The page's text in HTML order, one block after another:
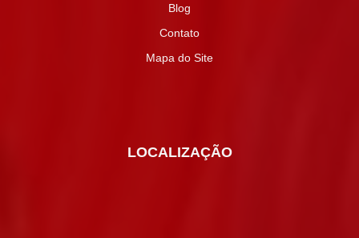
Blog
Contato
Mapa do Site
LOCALIZAÇÃO